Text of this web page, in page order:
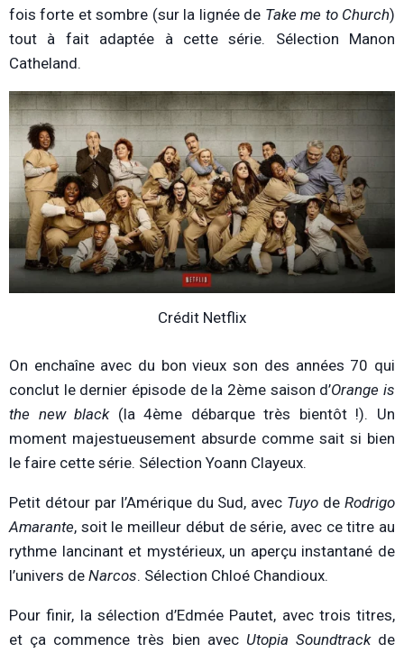
fois forte et sombre (sur la lignée de Take me to Church)
tout à fait adaptée à cette série. Sélection Manon
Catheland.
Crédit Netflix
On enchaîne avec du bon vieux son des années 70 qui
conclut le dernier épisode de la 2ème saison d’Orange is
the new black(la 4ème débarque très bientôt !). Un
moment majestueusement absurde comme sait si bien
le faire cette série. Sélection Yoann Clayeux.
Petit détour par l’Amérique du Sud, avec Tuyo deRodrigo
Amarante, soit le meilleur début de série, avec ce titre au
rythme lancinant et mystérieux, un aperçu instantané de
l’univers de Narcos. Sélection Chloé Chandioux.
Pour finir, la sélection d’Edmée Pautet, avec trois titres,
et ça commence très bien avec Utopia Soundtrackde